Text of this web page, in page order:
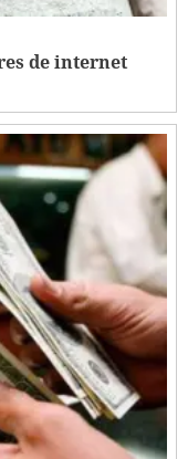
de internet